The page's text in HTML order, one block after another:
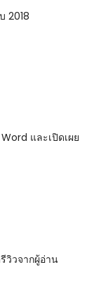
2018
และเปิดเผย
วิวจากผู้อ่าน